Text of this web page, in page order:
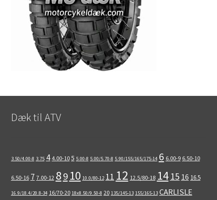
Dæk til ATV
3.50/4.00-8 3.75 4 4.00-10 5 5.00-8 5.00/5.70-8 5.90/155/165/175-14 6 6.00-9 6.50-10
6.50-16 7 7.00-12 89 10 10.0/80-12 11 12 12.5/80-18 14 15 16 16.5
16.9/18.4/20.8-34 16/70-20 18x8.50/9.50-8 20 135/145-13 155/165-13 CARLISLE